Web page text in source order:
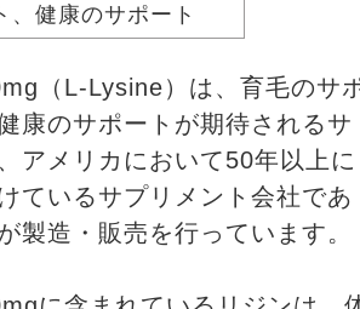
、健康のサポート
（L-Lysine）は、育毛のサ
康のサポートが期待されるサ
アメリカにおいて50年以上に
ているサプリメント会社であ
製造・販売を行っています。